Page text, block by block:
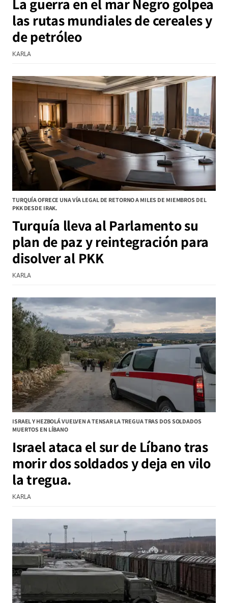
La guerra en el mar Negro golpea
las rutas mundiales de cereales y
de petróleo
KARLA
TURQUÍA OFRECE UNA VÍA LEGAL DE RETORNO A MILES DE MIEMBROS DEL
PKK DESDE IRAK.
Turquía lleva al Parlamento su
plan de paz y reintegración para
disolver al PKK
KARLA
ISRAEL Y HEZBOLÁ VUELVEN A TENSAR LA TREGUA TRAS DOS SOLDADOS
MUERTOS EN LÍBANO
Israel ataca el sur de Líbano tras
morir dos soldados y deja en vilo
la tregua.
KARLA